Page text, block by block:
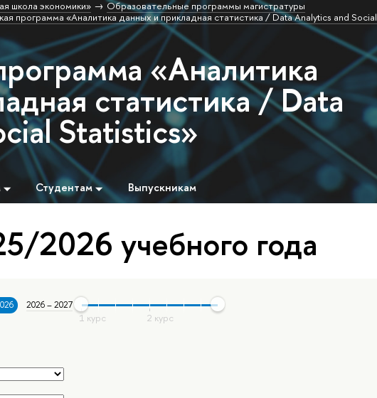
школа экономики»
Образовательные программы магистратуры
программа «Аналитика данных и прикладная статистика / Data Analytics and Social
«Аналитика
статистика / Data
Statistics»
Студентам Выпускникам
2026 учебного года
2026 – 2027